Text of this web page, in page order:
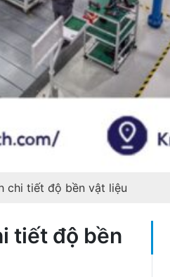
chi tiết độ bền vật liệu
tiết độ bền